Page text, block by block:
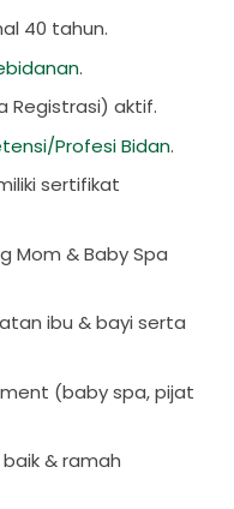
40 tahun.
.
Registrasi) aktif.
Profesi Bidan.
sertifikat
Mom & Baby Spa
ibu & bayi serta
(baby spa, pijat
& ramah